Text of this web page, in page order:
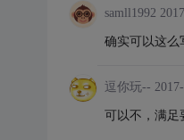
samll1992
确实可以这么
逗你玩--
可以不，满足